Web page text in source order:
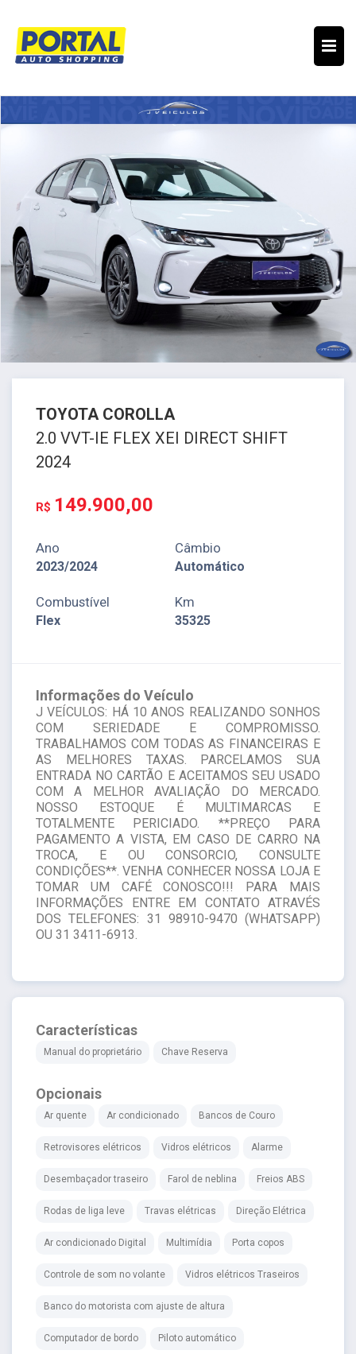
TOYOTA COROLLA
2.0 VVT-IE FLEX XEI DIRECT SHIFT
2024
R$ 149.900,00
Ano
2023/2024
Câmbio
Automático
Combustível
Flex
Km
35325
Informações do Veículo
J VEÍCULOS: HÁ 10 ANOS REALIZANDO SONHOS
COM SERIEDADE E COMPROMISSO.
TRABALHAMOS COM TODAS AS FINANCEIRAS E
AS MELHORES TAXAS. PARCELAMOS SUA
ENTRADA NO CARTÃO E ACEITAMOS SEU USADO
COM A MELHOR AVALIAÇÃO DO MERCADO.
NOSSO ESTOQUE É MULTIMARCAS E
TOTALMENTE PERICIADO. **PREÇO PARA
PAGAMENTO A VISTA, EM CASO DE CARRO NA
TROCA, E OU CONSORCIO, CONSULTE
CONDIÇÕES**. VENHA CONHECER NOSSA LOJA E
TOMAR UM CAFÉ CONOSCO!!! PARA MAIS
INFORMAÇÕES ENTRE EM CONTATO ATRAVÉS
DOS TELEFONES: 31 98910-9470 (WHATSAPP)
OU 31 3411-6913.
Características
Manual do proprietário Chave Reserva
Opcionais
Ar quente Ar condicionado Bancos de Couro
Retrovisores elétricos Vidros elétricos Alarme
Desembaçador traseiro Farol de neblina Freios ABS
Rodas de liga leve Travas elétricas Direção Elétrica
Ar condicionado Digital Multimídia Porta copos
Controle de som no volante Vidros elétricos Traseiros
Banco do motorista com ajuste de altura
Computador de bordo Piloto automático